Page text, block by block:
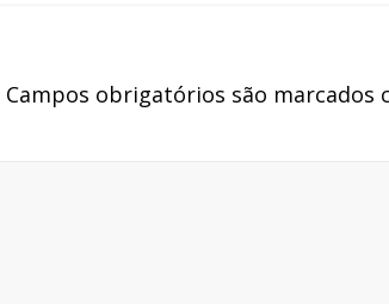
Campos obrigatórios são marcados